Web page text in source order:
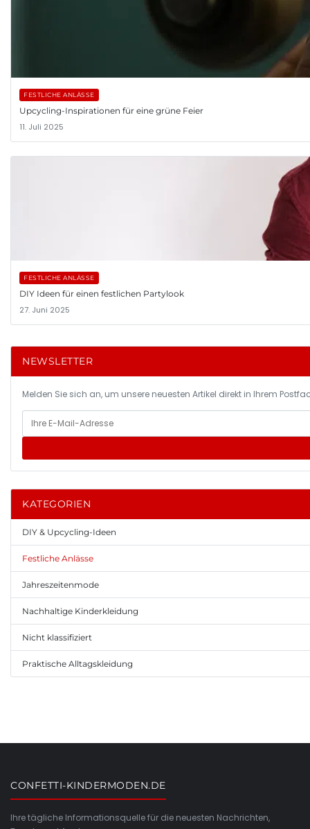
FESTLICHE ANLÄSSE
Upcycling-Inspirationen für eine grüne Feier
11. Juli 2025
FESTLICHE ANLÄSSE
DIY Ideen für einen festlichen Partylook
27. Juni 2025
NEWSLETTER
Melden Sie sich an, um unsere neuesten Artikel direkt in Ihrem
KATEGORIEN
DIY & Upcycling-Ideen
Festliche Anlässe
Jahreszeitenmode
Nachhaltige Kinderkleidung
Nicht klassifiziert
Praktische Alltagskleidung
CONFETTI-KINDERMODEN.DE
Ihre tägliche Informationsquelle für die neuesten Nachrichten,